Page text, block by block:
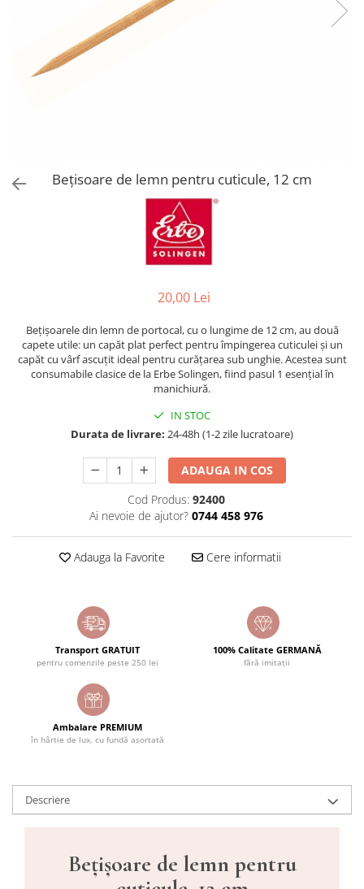
Bețisoare de lemn pentru cuticule, 12 cm
20,00 Lei
Bețișoarele din lemn de portocal, cu o lungime de 12 cm, au două
capete utile: un capăt plat perfect pentru împingerea cuticulei și un
capăt cu vârf ascuțit ideal pentru curățarea sub unghie. Acestea sunt
consumabile clasice de la Erbe Solingen, fiind pasul 1 esențial în
manichiură.
IN STOC
Durata de livrare: 24-48h (1-2 zile lucratoare)
ADAUGA IN COS
Cod Produs: 92400
Ai nevoie de ajutor? 0744 458 976
Adauga la Favorite Cere informatii
Transport GRATUIT
pentru comenzile peste 250 lei
100% Calitate GERMANĂ
fără imitații
Ambalare PREMIUM
în hârtie de lux, cu fundă asortată
Descriere
Bețișoare de lemn pentru